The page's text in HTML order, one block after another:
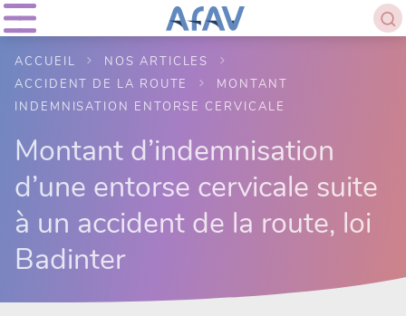
ACCUEIL
NOS ARTICLES
ACCIDENT DE LA ROUTE
MONTANT
INDEMNISATION ENTORSE CERVICALE
Montant d’indemnisation
d’une entorse cervicale suite
à un accident de la route, loi
Badinter